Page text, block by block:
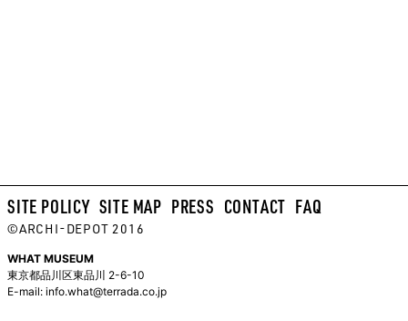
SITE POLICY SITE MAP PRESS CONTACT FAQ
©ARCHI-DEPOT 2016
WHAT MUSEUM
東京都品川区東品川 2-6-10
E-mail:info.what@terrada.co.jp